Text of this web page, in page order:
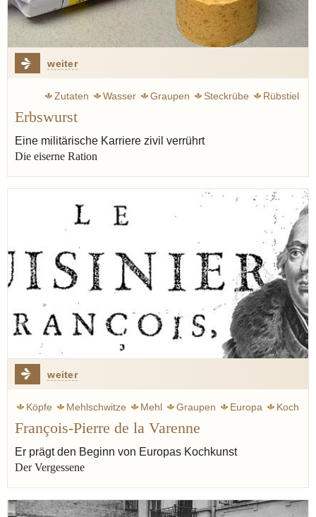
weiter
Zutaten Wasser Graupen Steckrübe
Rübstiel
Gulasch
Speck
Erbswurst Erbsen Jünger Ernst
Erbswurst
Eine militärische Karriere zivil verrührt
Die eiserne Ration
weiter
Köpfe Mehlschwitze Mehl Graupen Europa
Koch
Kochkunst
Kulinarik
Proust Marcel
François-Pierre de la Varenne
Er prägt den Beginn von Europas Kochkunst
Der Vergessene